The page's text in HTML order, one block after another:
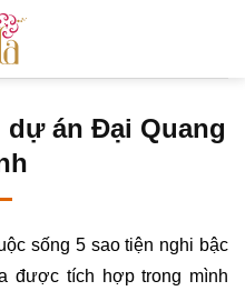
án Đại Quang
sống 5 sao tiện nghi bậc
được tích hợp trong mình